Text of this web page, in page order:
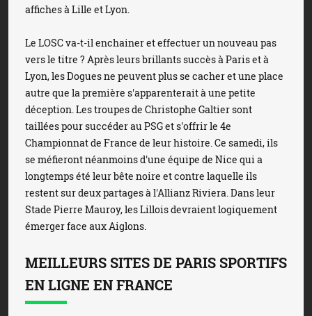
affiches à Lille et Lyon.
Le LOSC va-t-il enchainer et effectuer un nouveau pas
vers le titre ? Après leurs brillants succès à Paris et à
Lyon, les Dogues ne peuvent plus se cacher et une place
autre que la première s'apparenterait à une petite
déception. Les troupes de Christophe Galtier sont
taillées pour succéder au PSG et s'offrir le 4e
Championnat de France de leur histoire. Ce samedi, ils
se méfieront néanmoins d'une équipe de Nice qui a
longtemps été leur bête noire et contre laquelle ils
restent sur deux partages à l'Allianz Riviera. Dans leur
Stade Pierre Mauroy, les Lillois devraient logiquement
émerger face aux Aiglons.
MEILLEURS SITES DE PARIS SPORTIFS
EN LIGNE EN FRANCE